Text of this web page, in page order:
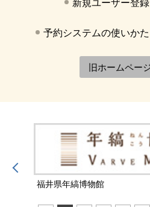
新規ユーザー登録
予約システムの使いかた
旧ホームペー
福井県年縞博物館